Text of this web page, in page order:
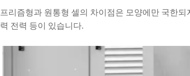
프리즘형과 원통형 셀의 차이점은 모양에만 국한
력 전력 등이 있습니다.